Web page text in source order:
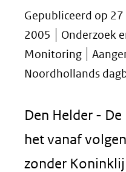
Gepubliceerd op
2005
Onderzoek
Monitoring
Noordhollands
Den Helder -
het vanaf
zonder